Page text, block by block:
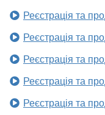
Реєстрація та
Реєстрація та
Реєстрація та
Реєстрація та
Реєстрація та